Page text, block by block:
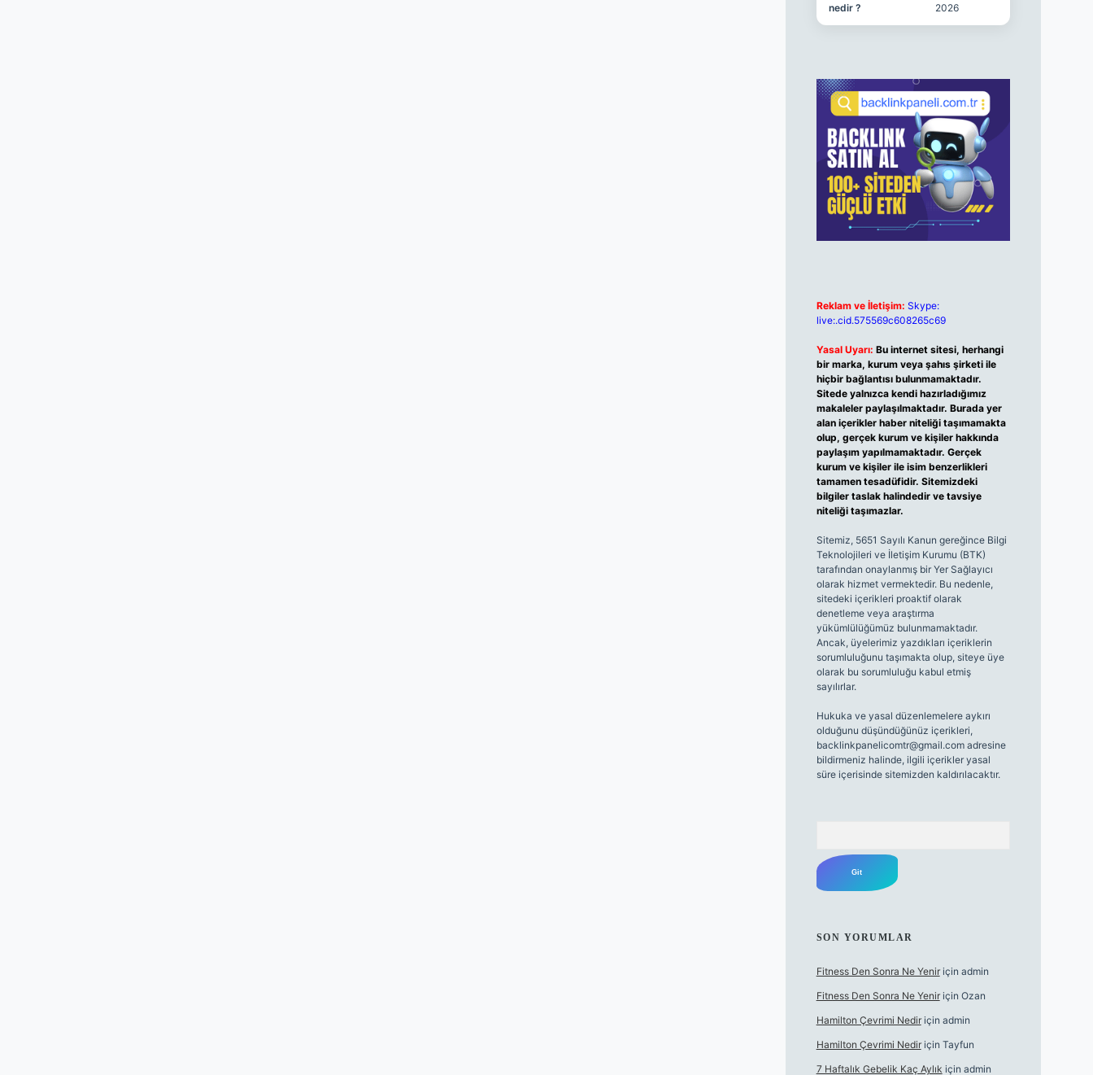
nedir ?
2026
Reklam ve İletişim: Skype:
live:.cid.575569c608265c69
Yasal Uyarı: Bu internet sitesi, herhangi
bir marka, kurum veya şahıs şirketi ile
hiçbir bağlantısı bulunmamaktadır.
Sitede yalnızca kendi hazırladığımız
makaleler paylaşılmaktadır. Burada yer
alan içerikler haber niteliği taşımamakta
olup, gerçek kurum ve kişiler hakkında
paylaşım yapılmamaktadır. Gerçek
kurum ve kişiler ile isim benzerlikleri
tamamen tesadüfidir. Sitemizdeki
bilgiler taslak halindedir ve tavsiye
niteliği taşımazlar.
Sitemiz, 5651 Sayılı Kanun gereğince Bilgi
Teknolojileri ve İletişim Kurumu (BTK)
tarafından onaylanmış bir Yer Sağlayıcı
olarak hizmet vermektedir. Bu nedenle,
sitedeki içerikleri proaktif olarak
denetleme veya araştırma
yükümlülüğümüz bulunmamaktadır.
Ancak, üyelerimiz yazdıkları içeriklerin
sorumluluğunu taşımakta olup, siteye üye
olarak bu sorumluluğu kabul etmiş
sayılırlar.
Hukuka ve yasal düzenlemelere aykırı
olduğunu düşündüğünüz içerikleri,
backlinkpanelicomtr@gmail.comadresine
bildirmeniz halinde, ilgili içerikler yasal
süre içerisinde sitemizden kaldırılacaktır.
SON YORUMLAR
Fitness Den Sonra Ne Yeniriçin admin
Fitness Den Sonra Ne Yeniriçin Ozan
Hamilton Çevrimi Nediriçin admin
Hamilton Çevrimi Nediriçin Tayfun
7 Haftalık Gebelik Kaç Aylık için admin